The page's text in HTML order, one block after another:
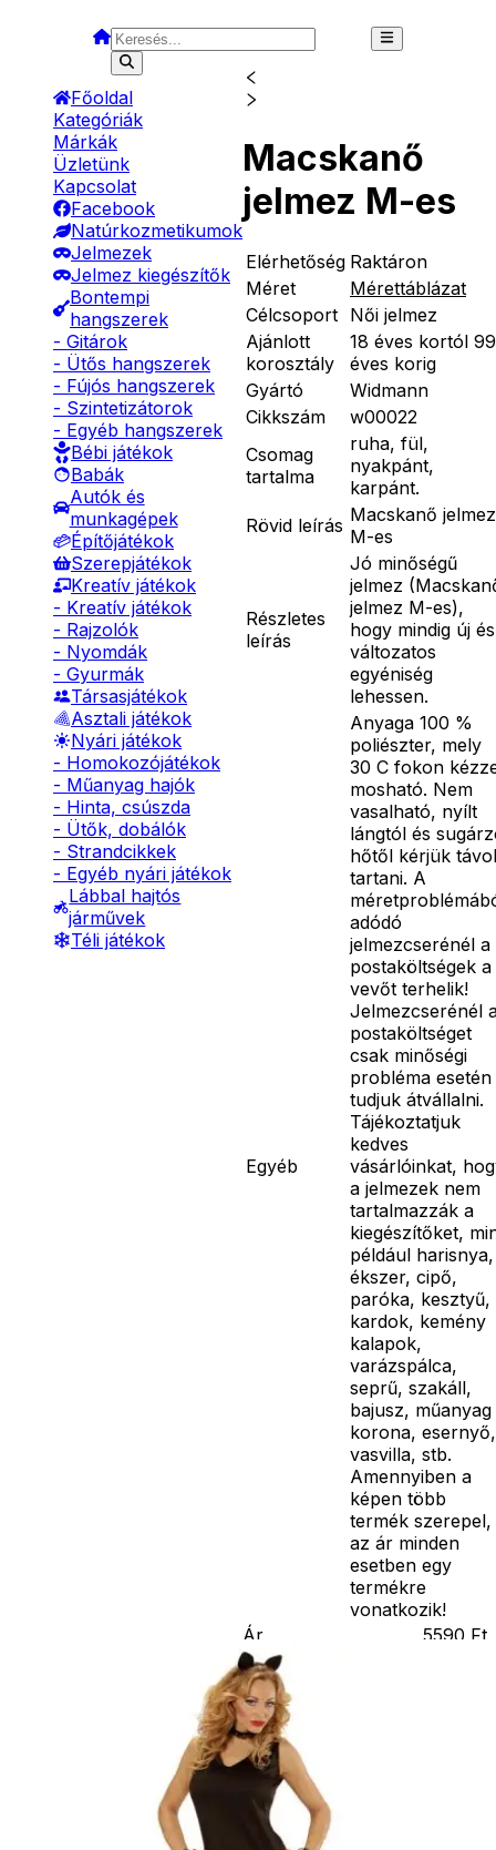
Főoldal
Kategóriák
Márkák
Üzletünk
Kapcsolat
Facebook
Natúrkozmetikumok
Jelmezek
Jelmez kiegészítők
Bontempi
hangszerek
- Gitárok
- Ütős hangszerek
- Fújós hangszerek
- Szintetizátorok
- Egyéb hangszerek
Bébi játékok
Babák
Autók és
munkagépek
Építőjátékok
Szerepjátékok
Kreatív játékok
- Kreatív játékok
- Rajzolók
- Nyomdák
- Gyurmák
Társasjátékok
Asztali játékok
Nyári játékok
- Homokozójátékok
- Műanyag hajók
- Hinta, csúszda
- Ütők, dobálók
- Strandcikkek
- Egyéb nyári játékok
Lábbal hajtós
járművek
Téli játékok
Macskanő
jelmez M-es
Elérhetőség Raktáron
Méret
Mérettáblázat
Célcsoport Női jelmez
Ajánlott
korosztály
18 éves kortól 99
éves korig
Gyártó
Widmann
Cikkszám
w00022
Csomag
tartalma
ruha, fül,
nyakpánt,
karpánt.
Rövid leírás Macskanő jelmez
M-es
Részletes
leírás
Jó minőségű
jelmez
jelmez M-es),
hogy mindig új és
változatos
egyéniség
lehessen.
Egyéb
Anyaga 100 %
poliészter, mely
30 C fokon
mosható. Nem
vasalható, nyílt
lángtól és
hőtől kérjük távol
tartani. A
adódó
jelmezcserénél a
postaköltségek a
vevőt terhelik!
Jelmezcserénél
postaköltséget
csak minőségi
probléma esetén
tudjuk átvállalni.
Tájékoztatjuk
kedves
vásárlóinkat,
a jelmezek nem
tartalmazzák a
kiegészítőket,
például harisnya,
ékszer, cipő,
paróka, kesztyű,
kardok, kemény
kalapok,
varázspálca,
seprű, szakáll,
bajusz, műanyag
korona, esernyő,
vasvilla, stb.
Amennyiben a
képen több
termék szerepel,
az ár minden
esetben egy
termékre
vonatkozik!
Ár
5590 Ft
Darab
Szállítás:
- Csomagautomata: 1190
forinttól
- Házhozszállítás: 2190
forinttól
- Személyes átvétel:
ingyenesen